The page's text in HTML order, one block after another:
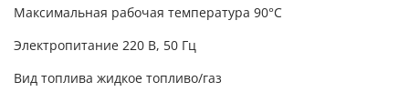
Максимальная рабочая температура 90°С
Электропитание 220 В, 50 Гц
Вид топлива жидкое топливо/газ